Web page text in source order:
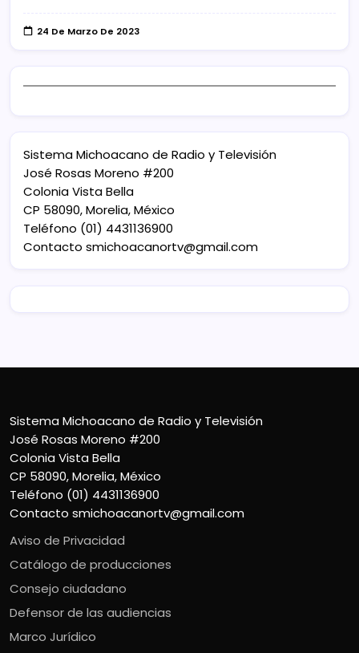
24 De Marzo De 2023
Sistema Michoacano de Radio y Televisión
José Rosas Moreno #200
Colonia Vista Bella
CP 58090, Morelia, México
Teléfono (01) 4431136900
Contacto smichoacanortv@gmail.com
Sistema Michoacano de Radio y Televisión
José Rosas Moreno #200
Colonia Vista Bella
CP 58090, Morelia, México
Teléfono (01) 4431136900
Contacto smichoacanortv@gmail.com
Aviso de Privacidad
Catálogo de producciones
Consejo ciudadano
Defensor de las audiencias
Marco Jurídico